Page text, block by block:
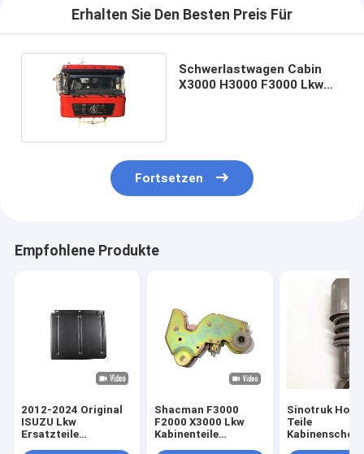
Erhalten Sie Den Besten Preis Für
Schwerlastwagen Cabin
X3000 H3000 F3000 Lkw
Fortsetzen
Empfohlene Produkte
2012-2024 Original
ISUZU Lkw
Ersatzteile
Shacman F3000
F2000 X3000 Lkw
Kabinenteile
Sinotruk
Teile